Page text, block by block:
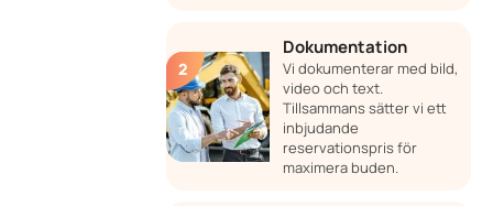
Dokumentation
Vi dokumenterar med bild,
video och text.
Tillsammans sätter vi ett
inbjudande
reservationspris för
maximera buden.